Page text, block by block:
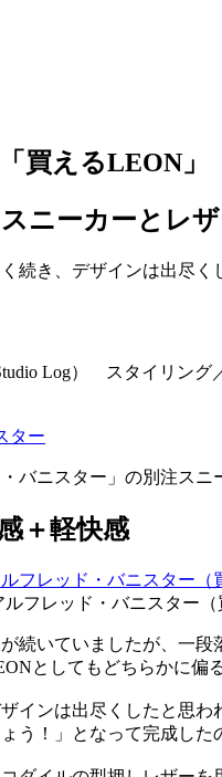
買えるLEON」
スニーカーとレ
続き、デザインは出尽
Log） スタイリン
ター
・バニスター」の別注スニ
＋軽快感
フレッド・バニスター（
続いていましたが、一
としてもどちらかに偏
インは出尽くしたと思
う！」となって完成した